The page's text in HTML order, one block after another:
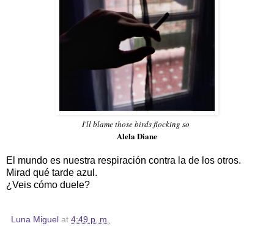
I'll blame those birds flocking so
Alela Diane
El mundo es nuestra respiración contra la de los otros.
Mirad qué tarde azul.
¿Veis cómo duele?
Luna Miguel at 4:49 p. m.